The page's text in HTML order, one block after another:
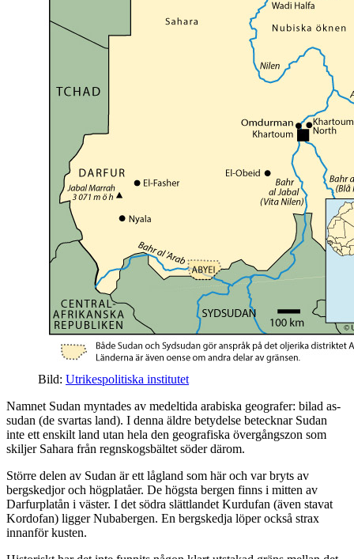
Bild: Utrikespolitiska institutet
Namnet Sudan myntades av medeltida arabiska geografer: bilad as-
sudan (de svartas land). I denna äldre betydelse betecknar Sudan
inte ett enskilt land utan hela den geografiska övergångszon som
skiljer Sahara från regnskogsbältet söder därom.
Större delen av Sudan är ett lågland som här och var bryts av
bergskedjor och högplatåer. De högsta bergen finns i mitten av
Darfurplatån i väster. I det södra slättlandet Kurdufan (även stavat
Kordofan) ligger Nubabergen. En bergskedja löper också strax
innanför kusten.